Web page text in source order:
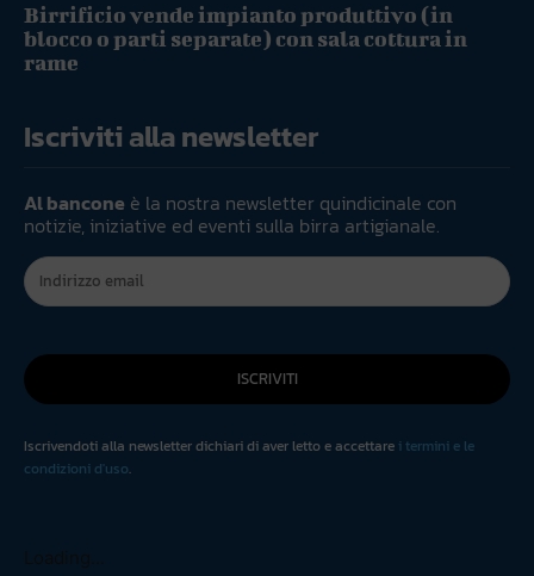
Birrificio vende impianto produttivo (in
blocco o parti separate) con sala cottura in
rame
Iscriviti alla newsletter
Al bancone è la nostra newsletter quindicinale con
notizie, iniziative ed eventi sulla birra artigianale.
ISCRIVITI
Iscrivendoti alla newsletter dichiari di aver letto e accettare i termini e le
condizioni d'uso.